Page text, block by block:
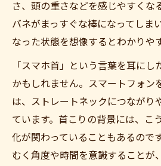
さ、頭の重さなどを感じやすくな
バネがまっすぐな棒になってしま
なった状態を想像するとわかりや
「スマホ首」という言葉を耳にし
かもしれません。スマートフォン
は、ストレートネックにつながり
ています。首こりの背景には、こ
化が関わっていることもあるので
むく角度や時間を意識することが